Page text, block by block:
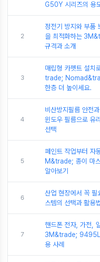
G50Y 시리즈의 용
2
정전기 방지와 부품
을 최적화하는
규격과 소개
3
매립형 카펫트 설치
trade;
한층 더 높이세요.
4
비산방지필름 안전
윈도우 필름으로 유
선택
5
페인트 작업부터 자
M&trade; 종이 마
알아보기
6
산업 현장에서 꼭
스템의 선택과 활용
7
핸드폰 전자, 가전,
3M&trade;
용 사례